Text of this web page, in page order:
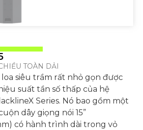
TOÀN DẢI
loa siêu trầm rất nhỏ gọn được
suất tần số thấp của hệ
Series. Nó bao gồm một
dây giọng nói 15”
có hành trình dài trong vỏ